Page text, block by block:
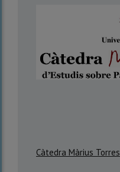
Càtedra Màrius Torres